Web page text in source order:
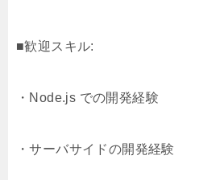
■歓迎スキル:
・Node.js での開発経験
・サーバサイドの開発経験